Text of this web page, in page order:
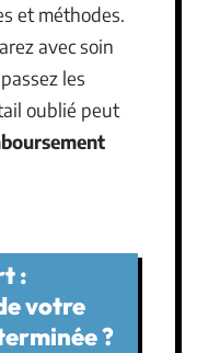
et méthodes.
avec soin
les
oublié peut
:
votre
?